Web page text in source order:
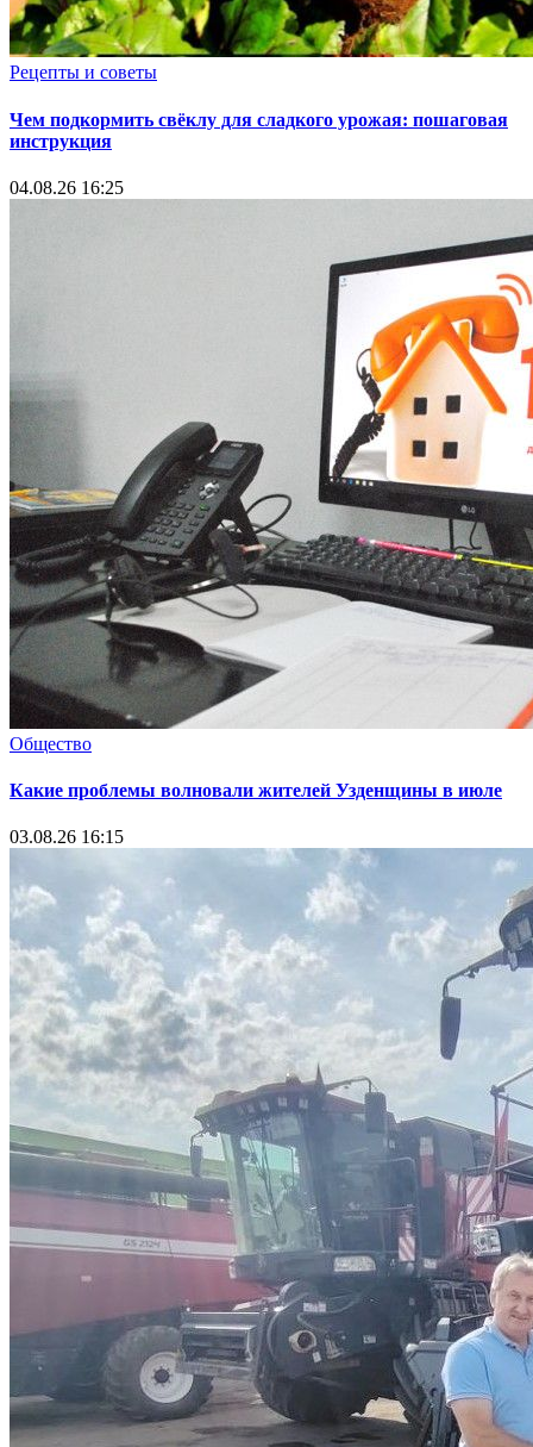
Рецепты и советы
Чем подкормить свёклу для сладкого урожая: пошаговая
инструкция
04.08.26 16:25
Общество
Какие проблемы волновали жителей Узденщины в июле
03.08.26 16:15